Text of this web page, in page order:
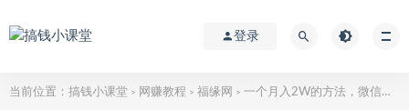
登录
当前位置： 搞钱小课堂 > 网赚教程 > 福缘网 > 一个月入2W的方法，微信无限注册，正规操作不封号